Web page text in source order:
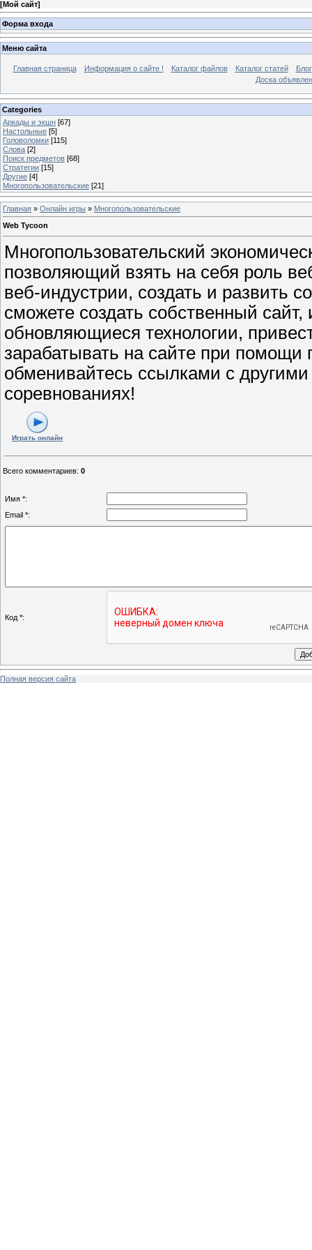
[Мой сайт]
Форма входа
Меню сайта
Главная страница Информация о сайте ! Каталог файлов Каталог статей
Блог
Доска
Categories
Аркады и экшн [67]
Настольные [5]
Головоломки [115]
Слова [2]
Поиск предметов [68]
Стратегии [15]
Другие [4]
Многопользовательские [21]
Главная » Онлайн игры » Многопользовательские
Web Tycoon
Многопользовательский
позволяющий взять на себя роль
веб-индустрии, создать и развить
сможете создать собственный сайт,
обновляющиеся технологии,
зарабатывать на сайте при помощи
обменивайтесь ссылками с
соревнованиях!
Играть онлайн
Всего комментариев: 0
Имя *:
Email *:
Код *:
Полная версия сайта